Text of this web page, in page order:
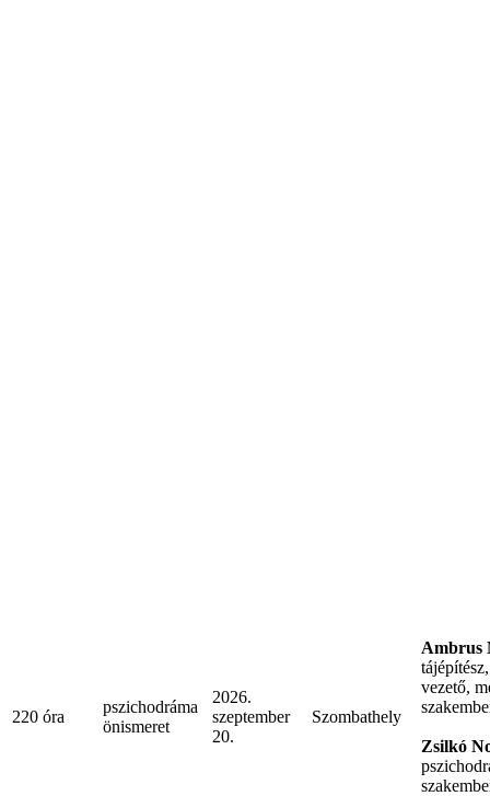
220 óra
pszichodráma
önismeret
2026.
szeptember
20.
Szombathely
Ambrus
vezető,
Zsilkó